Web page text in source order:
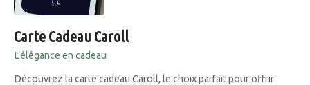
Carte Cadeau Caroll
L’élégance en cadeau
Découvrez la carte cadeau Caroll, le choix parfait pour offrir